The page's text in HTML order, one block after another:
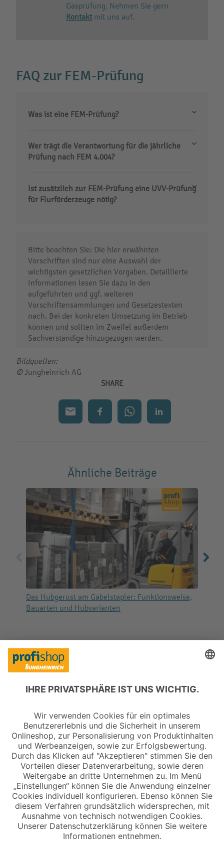
Gasprüfung. Nehmen Sie gern
Kontaktmit uns auf.
FAQ zur FEM-Prüfung
Was ist eine FEM-Prüfung?
Wer trägt die Verantwortung für die jährliche
Prüfung nach FEM 4.004?
Ist zusätzlich zur FEM-Prüfung eine UVV-Prüfung
für Flurförderzeuge nötig?
Bitte beachten Sie: Die hier erwähnten
Vorschriften sind nur eine Auswahl der
wichtigsten gesetzlichen Vorgaben. Detaillierte
Informationen lesen Sie dazu in den
aufgeführten und ggf. weiteren
Vorschriftensammlungen und Gesetzestexten
nach. Bei der konkreten Umsetzung im Betrieb
können und sollten im Zweifel außerdem
Sachverständige hinzugezogen werden.
Bildquellen:
©Jungheinrich AG
SHARE
Ähnliche Beiträge
Das Hubgerüst am Gabelstapler: Funktionsweise,
Bauarten und Hubvarianten
Copyright © 2026 Jungheinrich PROFISHOP
Newsletter
Anmelden →